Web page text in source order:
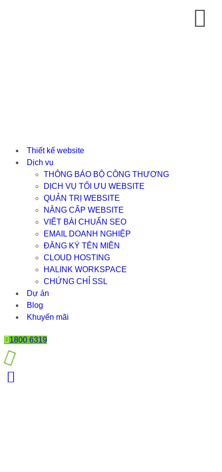
Thiết kế website
Dịch vụ
THÔNG BÁO BỘ CÔNG THƯƠNG
DỊCH VỤ TỐI ƯU WEBSITE
QUẢN TRỊ WEBSITE
NÂNG CẤP WEBSITE
VIẾT BÀI CHUẨN SEO
EMAIL DOANH NGHIỆP
ĐĂNG KÝ TÊN MIỀN
CLOUD HOSTING
HALINK WORKSPACE
CHỨNG CHỈ SSL
Dự án
Blog
Khuyến mãi
1800 6319